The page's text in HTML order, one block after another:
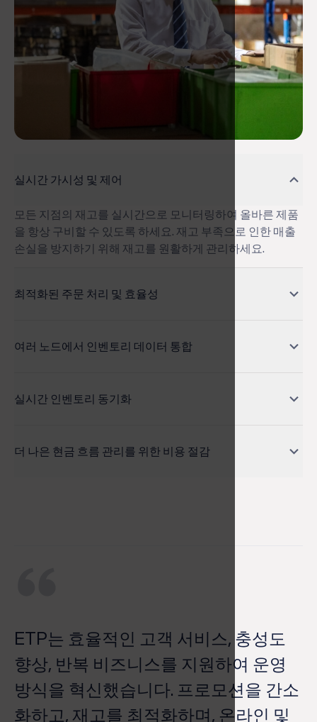
실시간 가시성 및 제어
모든 지점의 재고를 실시간으로 모니터링하여 올바른 제품
을 항상 구비할 수 있도록 하세요. 재고 부족으로 인한 매출
손실을 방지하기 위해 재고를 원활하게 관리하세요.
최적화된 주문 처리 및 효율성
하세요.
여러 노드에서 인벤토리 데이터 통합
의 재고 데이터를 실시간으로 통합합니다.
실시간 인벤토리 동기화
Store를 사용하면 매출 증대, 주문 처리율 향상, 재고 회전
더 나은 현금 흐름 관리를 위한 비용 절감
ETP는 효율적인 고객 서비스, 충성도
향상, 반복 비즈니스를 지원하여 운영
방식을 혁신했습니다. 프로모션을 간소
화하고, 재고를 최적화하며, 온라인 및